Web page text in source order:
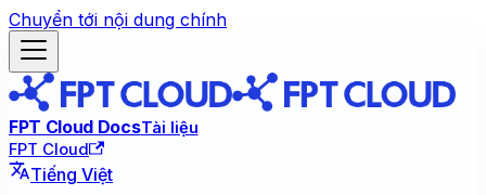
Chuyển tới nội dung chính
FPT Cloud DocsTài liệu
FPT Cloud
Tiếng Việt